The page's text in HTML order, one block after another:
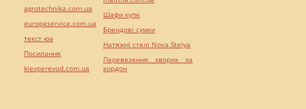
agrotechnika.com.ua
europeservice.com.ua
текст юа
Посилання
kievperevod.com.ua
Шафи купе
Брендові сумки
Натяжні стелі Nova Stelya
Перевезення хворих за
кордон